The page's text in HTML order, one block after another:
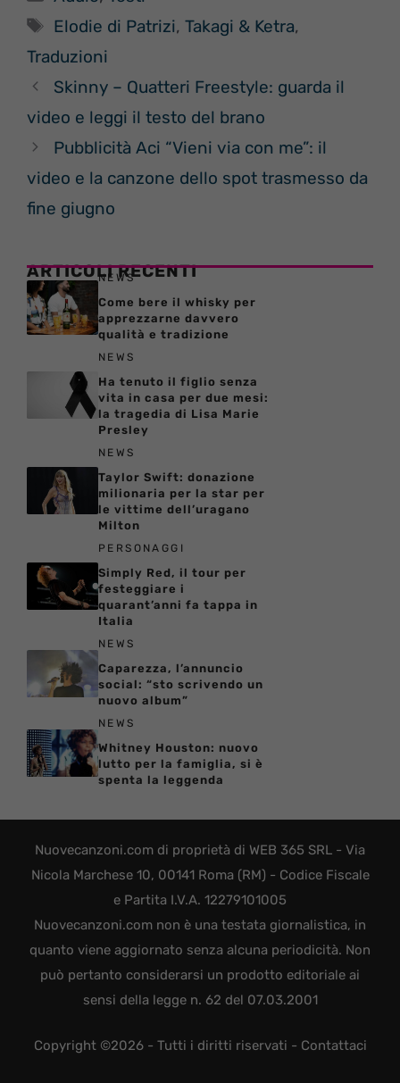
Tag
Elodie di Patrizi,Takagi & Ketra,
Traduzioni
Skinny – Quatteri Freestyle: guarda il
video e leggi il testo del brano
Pubblicità Aci “Vieni via con me”: il
video e la canzone dello spot trasmesso da
fine giugno
ARTICOLI RECENTI
NEWS
Come bere il whisky per
apprezzarne davvero
qualità e tradizione
NEWS
Ha tenuto il figlio senza
vita in casa per due mesi:
la tragedia di Lisa Marie
Presley
NEWS
Taylor Swift: donazione
milionaria per la star per
le vittime dell’uragano
Milton
PERSONAGGI
Simply Red, il tour per
festeggiare i
quarant’anni fa tappa in
Italia
NEWS
Caparezza, l’annuncio
social: “sto scrivendo un
nuovo album”
NEWS
Whitney Houston: nuovo
lutto per la famiglia, si è
spenta la leggenda
Nuovecanzoni.com di proprietà di WEB 365 SRL - Via
Nicola Marchese 10, 00141 Roma (RM) - Codice Fiscale
e Partita I.V.A. 12279101005
Nuovecanzoni.com non è una testata giornalistica, in
quanto viene aggiornato senza alcuna periodicità. Non
può pertanto considerarsi un prodotto editoriale ai
sensi della legge n. 62 del 07.03.2001
Copyright ©2026 - Tutti i diritti riservati - Contattaci